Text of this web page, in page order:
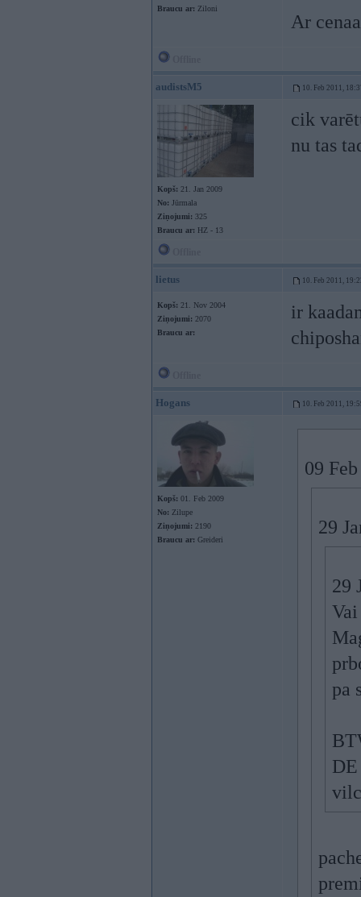
Braucu ar: Ziloni
Ar
audistsM5 10. Feb 2011,
Kopš: 21. Jan 2009
No: Jūrmala
Ziņojumi: 325
Braucu ar: HZ - 13
cik
nu tas
lietus 10. Feb 2011,
Kopš: 21. Nov 2004
Ziņojumi: 2070
Braucu ar:
ir
Hogans 10. Feb 2011,
Kopš: 01. Feb 2009
No: Zilupe
Ziņojumi: 2190
Braucu ar: Greideri
09
29
29
pa